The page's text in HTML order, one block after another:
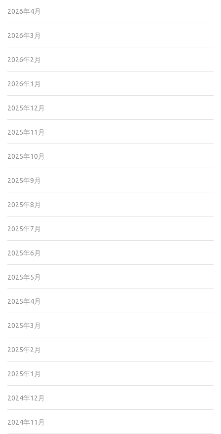
2026年4月
2026年3月
2026年2月
2026年1月
2025年12月
2025年11月
2025年10月
2025年9月
2025年8月
2025年7月
2025年6月
2025年5月
2025年4月
2025年3月
2025年2月
2025年1月
2024年12月
2024年11月